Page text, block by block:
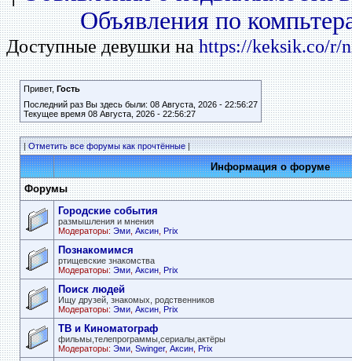
Объявления по
Доступные девушки наhttps://keksik.co/r/
Привет, Гость
Последний раз Вы здесь были: 08 Августа, 2026 - 22:56:27
Текущее время 08 Августа, 2026 - 22:56:27
|Отметить все форумы как прочтённые|
Информация о форуме
Форумы
Городские события
размышления и мнения
Модераторы: Эми, Аксин, Prix
Познакомимся
ртищевские знакомства
Модераторы: Эми, Аксин, Prix
Поиск людей
Ищу друзей, знакомых, родственников
Модераторы: Эми, Аксин, Prix
ТВ и Киноматограф
фильмы,телепрограммы,сериалы,актёры
Модераторы: Эми, Swinger, Аксин, Prix